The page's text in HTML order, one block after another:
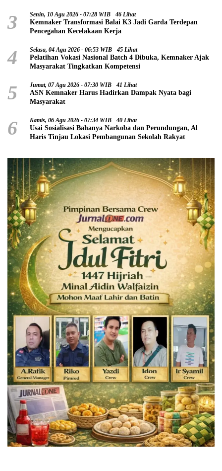
3 Senin, 10 Agu 2026 - 07:28 WIB 46 Lihat
Kemnaker Transformasi Balai K3 Jadi Garda Terdepan
Pencegahan Kecelakaan Kerja
4 Selasa, 04 Agu 2026 - 06:53 WIB 45 Lihat
Pelatihan Vokasi Nasional Batch 4 Dibuka, Kemnaker Ajak
Masyarakat Tingkatkan Kompetensi
5 Jumat, 07 Agu 2026 - 07:30 WIB 41 Lihat
ASN Kemnaker Harus Hadirkan Dampak Nyata bagi
Masyarakat
6 Kamis, 06 Agu 2026 - 07:34 WIB 40 Lihat
Usai Sosialisasi Bahanya Narkoba dan Perundungan, Al
Haris Tinjau Lokasi Pembangunan Sekolah Rakyat